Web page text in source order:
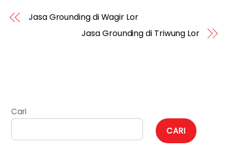
Jasa Grounding di Wagir Lor
Jasa Grounding di Triwung Lor
Cari
CARI